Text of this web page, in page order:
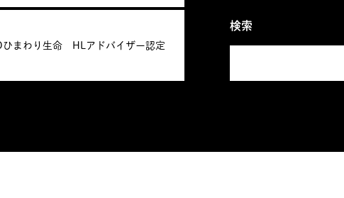
ひまわり生命 HLアドバイザー認定
検索